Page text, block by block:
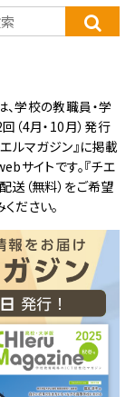
学校の教職員・学
（4月・10月）発行
ルマガジン』に掲載
サイトです。『チエ
送（無料）をご希望
ださい。